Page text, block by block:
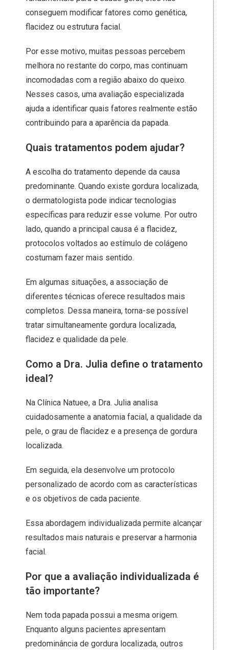
conseguem modificar fatores como genética,
flacidez ou estrutura facial.
Por esse motivo, muitas pessoas percebem
melhora no restante do corpo, mas continuam
incomodadas com a região abaixo do queixo.
Nesses casos, uma avaliação especializada
ajuda a identificar quais fatores realmente estão
contribuindo para a aparência da papada.
Quais tratamentos podem ajudar?
A escolha do tratamento depende da causa
predominante. Quando existe gordura localizada,
o dermatologista pode indicar tecnologias
específicas para reduzir esse volume. Por outro
lado, quando a principal causa é a flacidez,
protocolos voltados ao estímulo de colágeno
costumam fazer mais sentido.
Em algumas situações, a associação de
diferentes técnicas oferece resultados mais
completos. Dessa maneira, torna-se possível
tratar simultaneamente gordura localizada,
flacidez e qualidade da pele.
Como a Dra. Julia define o tratamento
ideal?
Na Clínica Natuee, a Dra. Julia analisa
cuidadosamente a anatomia facial, a qualidade da
pele, o grau de flacidez e a presença de gordura
localizada.
Em seguida, ela desenvolve um protocolo
personalizado de acordo com as características
e os objetivos de cada paciente.
Essa abordagem individualizada permite alcançar
resultados mais naturais e preservar a harmonia
facial.
Por que a avaliação individualizada é
tão importante?
Nem toda papada possui a mesma origem.
Enquanto alguns pacientes apresentam
predominância de gordura localizada, outros